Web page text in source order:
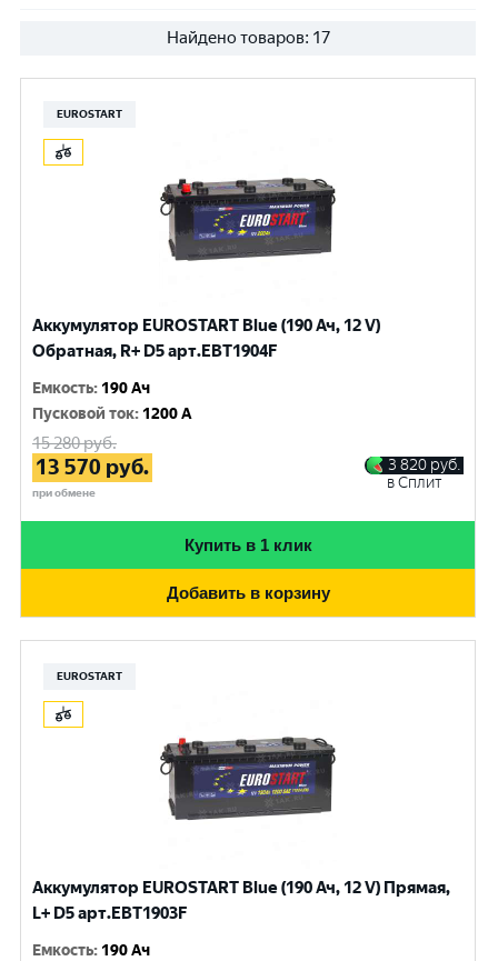
Найдено товаров: 17
EUROSTART
Аккумулятор EUROSTART Blue (190 Ач, 12 V)
Обратная, R+ D5 арт.EBT1904F
Емкость: 190 Ач
Пусковой ток: 1200 A
15 280руб.
13 570 руб.
при обмене
3 820 руб.
в Сплит
Купить в 1 клик
Добавить в корзину
EUROSTART
Аккумулятор EUROSTART Blue (190 Ач, 12 V) Прямая,
L+ D5 арт.EBT1903F
Емкость: 190 Ач